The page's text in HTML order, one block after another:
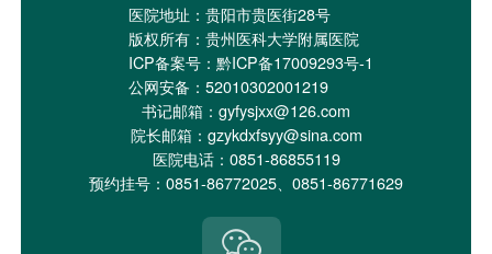
医院地址：贵阳市贵医街28号
版权所有：贵州医科大学附属医院
ICP备案号： 黔ICP备17009293号-1
公网安备：52010302001219
书记邮箱：gyfysjxx@126.com
院长邮箱：gzykdxfsyy@sina.com
医院电话：0851-86855119
预约挂号：0851-86772025、0851-86771629